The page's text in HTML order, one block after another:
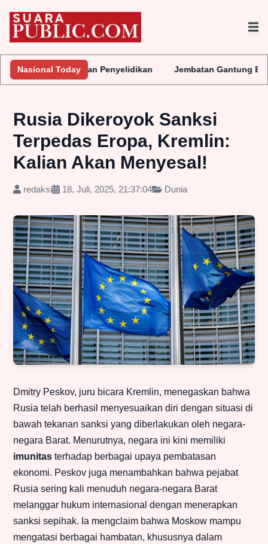
Nasional Today
Lakukan Penyelidikan Jembatan Gantung Batu Pepe
Rusia Dikeroyok Sanksi
Terpedas Eropa, Kremlin:
Kalian Akan Menyesal!
redaksi 18, Juli, 2025, 21:37:04 Dunia
Dmitry Peskov, juru bicara Kremlin, menegaskan bahwa
Rusia telah berhasil menyesuaikan diri dengan situasi di
bawah tekanan sanksi yang diberlakukan oleh negara-
negara Barat. Menurutnya, negara ini kini memiliki
imunitas terhadap berbagai upaya pembatasan
ekonomi. Peskov juga menambahkan bahwa pejabat
Rusia sering kali menuduh negara-negara Barat
melanggar hukum internasional dengan menerapkan
sanksi sepihak. Ia mengclaim bahwa Moskow mampu
mengatasi berbagai hambatan, khususnya dalam